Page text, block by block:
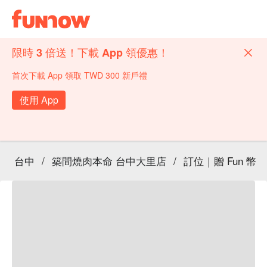
限時 3 倍送！下載 App 領優惠！
首次下載 App 領取 TWD 300 新戶禮
使用 App
台中 / 築間燒肉本命 台中大里店 / 訂位｜贈 Fun 幣